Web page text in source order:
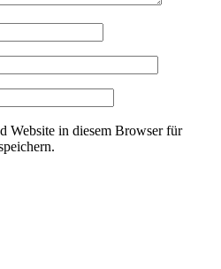
Website in diesem Browser für